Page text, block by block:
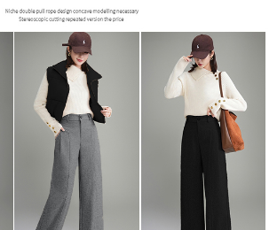
請詳閱以下連結：https://oppay.tw/userRule
份有限公司提供之「AFTEE先享後付」服務完成之交
範圍內提供個人資料，並將交易相關給付款項請求債
有限公司。
事宜，請瀏覽以下網址：
#terms3
事先徵得法定代理人或監護人之同意方可使用
若未經同意申辦者引起之損失，本公司不負相關責
後付」時，將依據個別帳號之用戶狀況，依本公司即
額度；若仍有額度不足之情形，本公司將視審查結果
。
帳號或使用他人資訊註冊。若發現惡意使用之情形，
含以上)免運費
含以上)免運費
含以上)免運費
含以上)免運費